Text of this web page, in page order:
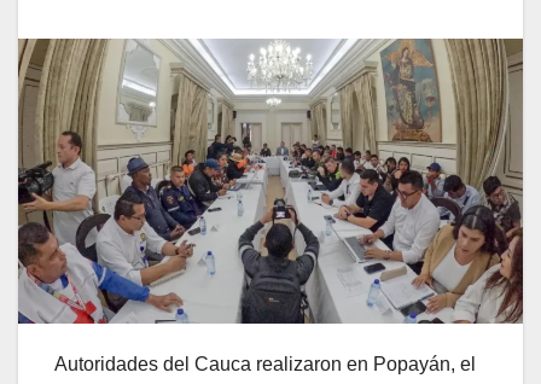
Autoridades del Cauca realizaron en Popayán, el